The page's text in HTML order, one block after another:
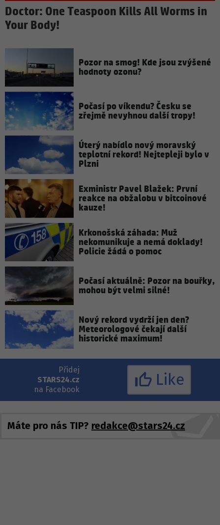
Doctor: One Teaspoon Kills All Worms in
Your Body!
Pozor na smog! Kde jsou zvýšené
hodnoty ozonu?
Počasí po víkendu? Česku se
zřejmě nevyhnou další tropy!
Úterý nabídlo nový moravský
teplotní rekord! Nejtepleji bylo v
Plzni
Exministr Pavel Blažek: První
reakce na obžalobu v bitcoinové
kauze!
Krkonošská záhada: Muž
nekomunikuje a nemá doklady!
Policie žádá o pomoc
Počasí aktuálně: Pozor na bouřky,
mohou být velmi silné!
Nový rekord vydrží jen den?
Meteorologové čekají další
historické maximum!
Přidej
STARS24.cz
na Facebook
Like
Máte pro nás TIP? redakce@stars24.cz